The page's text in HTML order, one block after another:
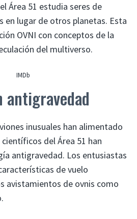
Área 51 estudia seres de
en lugar de otros planetas. Esta
OVNI con conceptos de la
del multiverso.
IMDb
antigravedad
inusuales han alimentado
del Área 51 han
antigravedad. Los entusiastas
de vuelo
avistamientos de ovnis como